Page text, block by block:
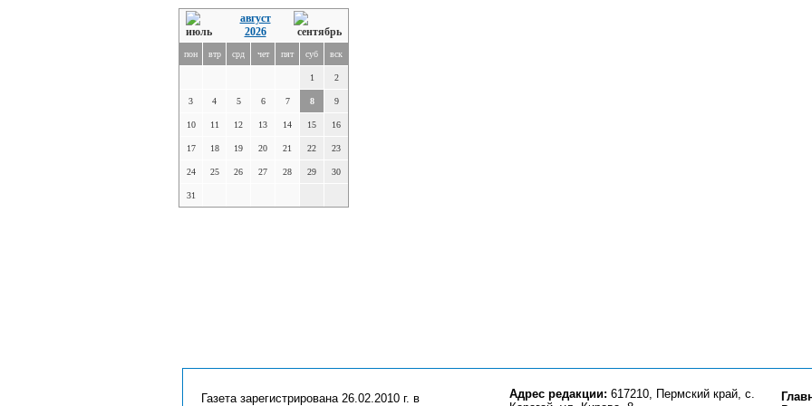
август
2026
пон втр срд чет пят суб вск
1 2
3 4 5 6 7 8 9
10 11 12 13 14 15 16
17 18 19 20 21 22 23
24 25 26 27 28 29 30
31
Газета зарегистрирована 26.02.2010 г. в
Адрес редакции: 617210, Пермский край, с.